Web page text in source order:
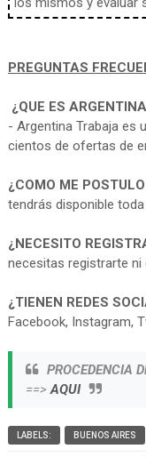
PREGUNTAS
¿QUE ES
- Argentina Trabaja es
cientos de ofertas de
¿COMO ME
tendrás disponible
¿NECESITO
necesitas registrarte ni
¿TIENEN REDES
Facebook, Instagram,
PROCEDENCIA
==>AQUI
LABELS: BUENOS AIRES